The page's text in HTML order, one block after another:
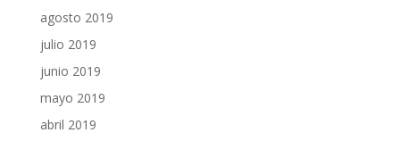
agosto 2019
julio 2019
junio 2019
mayo 2019
abril 2019